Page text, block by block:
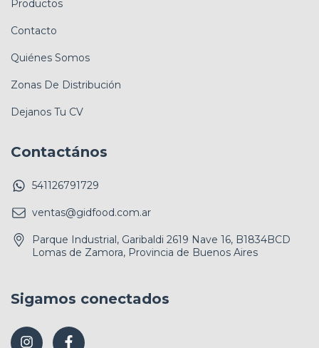
Productos
Contacto
Quiénes Somos
Zonas De Distribución
Dejanos Tu CV
Contactános
541126791729
ventas@gidfood.com.ar
Parque Industrial, Garibaldi 2619 Nave 16, B1834BCD
Lomas de Zamora, Provincia de Buenos Aires
Sigamos conectados